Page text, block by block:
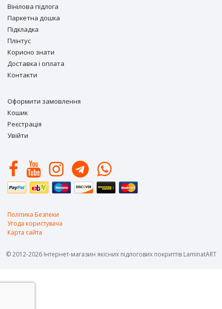
Вiнiлова підлога
Паркетна дошка
Підкладка
Плінтус
Корисно знати
Доставка і оплата
Контакти
Оформити замовлення
Кошик
Реєстрація
Увійти
Політика Безпеки
Угода користувача
Карта сайта
© 2012-2026 Інтернет-магазин якісних підлогових покриттів LaminatART